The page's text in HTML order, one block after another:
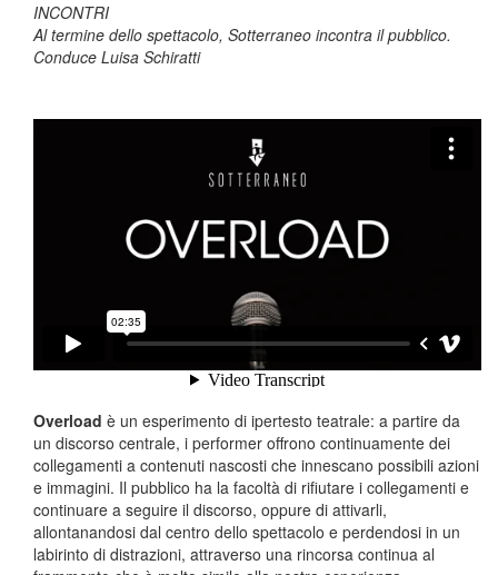
INCONTRI
Al termine dello spettacolo, Sotterraneo incontra il pubblico.
Conduce Luisa Schiratti
Overload è un esperimento di ipertesto teatrale: a partire da
un discorso centrale, i performer offrono continuamente dei
collegamenti a contenuti nascosti che innescano possibili azioni
e immagini. Il pubblico ha la facoltà di rifiutare i collegamenti e
continuare a seguire il discorso, oppure di attivarli,
allontanandosi dal centro dello spettacolo e perdendosi in un
labirinto di distrazioni, attraverso una rincorsa continua al